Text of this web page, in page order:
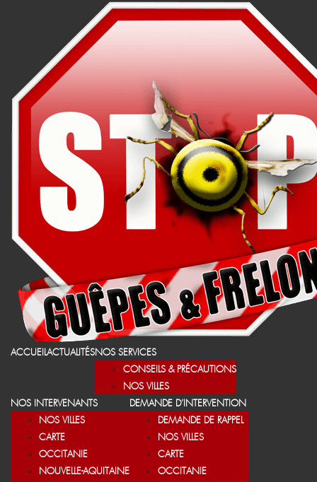
ACCUEILACTUALITÉSNOS SERVICES
CONSEILS & PRÉCAUTIONS
NOS VILLES
NOS INTERVENANTS
NOS VILLES
CARTE
OCCITANIE
NOUVELLE-AQUITAINE
DEMANDE D’INTERVENTION
DEMANDE DE RAPPEL
NOS VILLES
CARTE
OCCITANIE